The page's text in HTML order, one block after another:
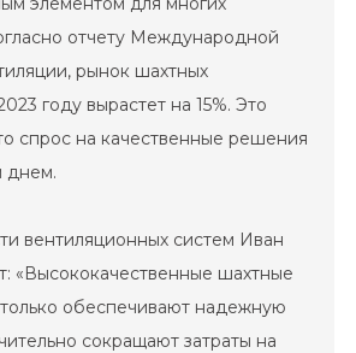
отчету Международной
рынок шахтных
году вырастет на 15%. Это
спрос на качественные решения
днем.
вентиляционных систем Иван
«Высококачественные шахтные
обеспечивают надежную
сокращают затраты на